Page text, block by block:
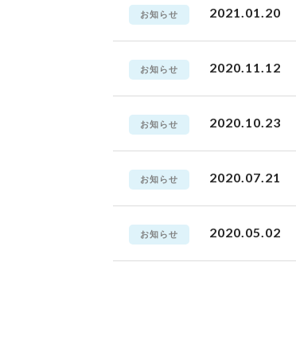
お知らせ 2021.01.20
お知らせ 2020.11.12
お知らせ 2020.10.23
お知らせ 2020.07.21
お知らせ 2020.05.02